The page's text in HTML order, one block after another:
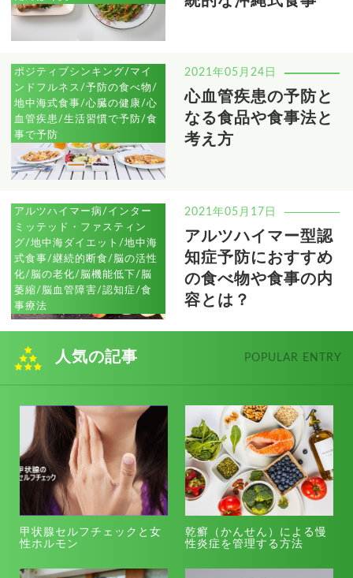
ポジティブシンキング/マイ
ンドフルネス/予防の食べ物/
地中海式食事/心臓の健康/心
血管疾患/生活習慣で予防/食
事で予防
2021年05月24日
心血管疾患の予防と
なる食品や食事法と
考え方
アルツハイマー病/インター
ミッテッド・ファスティン
グ/地中海ダイエット/地中海
式食事/継続的断食/脳の活性
化/脳の老化/脳機能低下/脳
萎縮/脳血管障害/認知症/食
事療法
2021年05月17日
アルツハイマー型認
知症予防におすすめ
の食べ物や食事の内
容とは？
人気の記事 POPULAR ENTRY
甲状腺セルフチェックと女
性ホルモン
乾癬（かんせん）による慢
性炎症を管理する方法